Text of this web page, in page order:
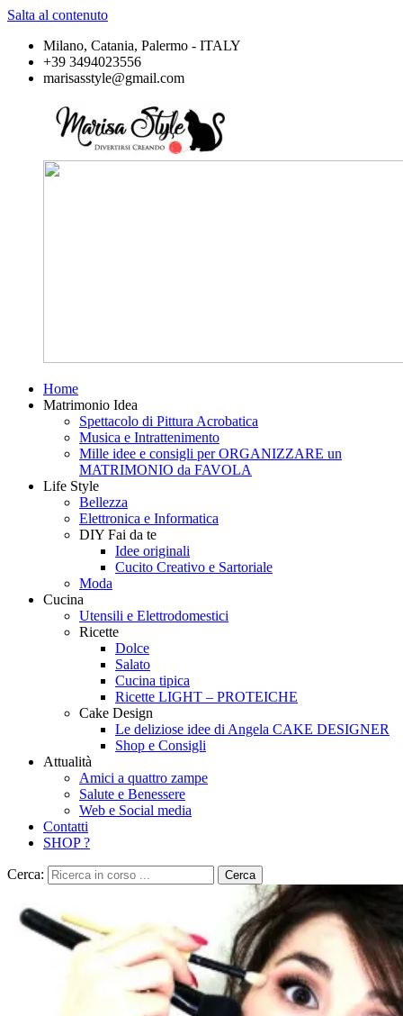
Salta al contenuto
Milano, Catania, Palermo - ITALY
+39 3494023556
marisasstyle@gmail.com
Marisa
Divertirsi
Home
Matrimonio Idea
Spettacolo di Pittura Acrobatica
Musica e Intrattenimento
Mille idee e consigli per ORGANIZZARE un
MATRIMONIO da FAVOLA
Life Style
Bellezza
Elettronica e Informatica
DIY Fai da te
Idee originali
Cucito Creativo e Sartoriale
Moda
Cucina
Utensili e Elettrodomestici
Ricette
Dolce
Salato
Cucina tipica
Ricette LIGHT – PROTEICHE
Cake Design
Le deliziose idee di Angela CAKE DESIGNER
Shop e Consigli
Attualità
Amici a quattro zampe
Salute e Benessere
Web e Social media
Contatti
SHOP ?
Cerca: Cerca